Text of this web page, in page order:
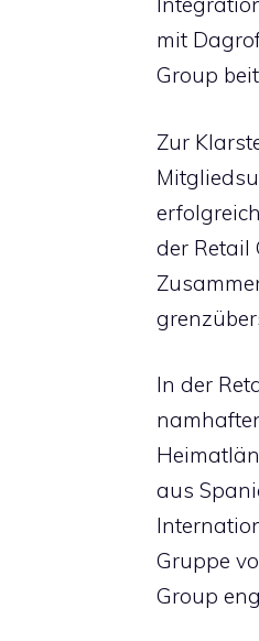
mit
Group
Zur
der Retail
In der
aus
Gruppe
Group